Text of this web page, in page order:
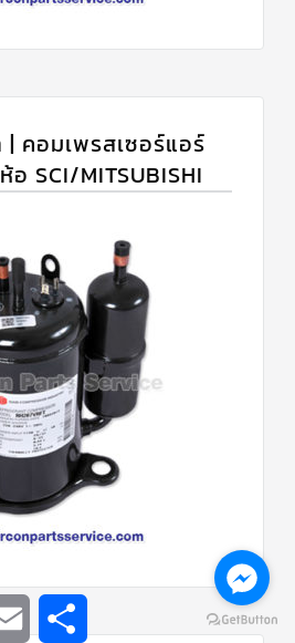
| คอมเพรสเซอร์แอร์
อ SCI/MITSUBISHI
Email